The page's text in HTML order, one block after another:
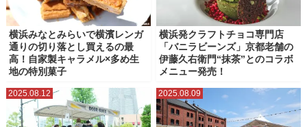
横浜みなとみらいで横濱レンガ
通りの切り落とし買えるの最
高！自家製キャラメル×多め生
地の特別菓子
横浜発クラフトチョコ専門店
「バニラビーンズ」京都老舗の
伊藤久右衛門“抹茶”とのコラボ
メニュー発売！
2025.08.12 2025.08.09